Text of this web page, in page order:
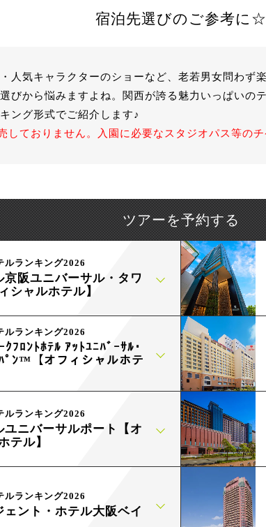
宿泊先選びのご参考に☆
人気キャラクターのショーなど、老若男女問わず
びから悩みますよね。関西が誇る魅力いっぱいの
ング形式でご紹介します♪
しておりません。入園に必要なスタジオパス等の
ツアーを予約する
ルランキング2026
阪ユニバーサル・タワ
ャルホテル】
ルランキング2026
ﾌﾛﾝﾄﾎﾃﾙ ｱｯﾄﾕﾆﾊﾞｰｻﾙ･
ﾟﾝ™【オフィシャルホテ
ルランキング2026
ニバーサルポート【オ
テル】
ルランキング2026
ント・ホテル大阪ベイ